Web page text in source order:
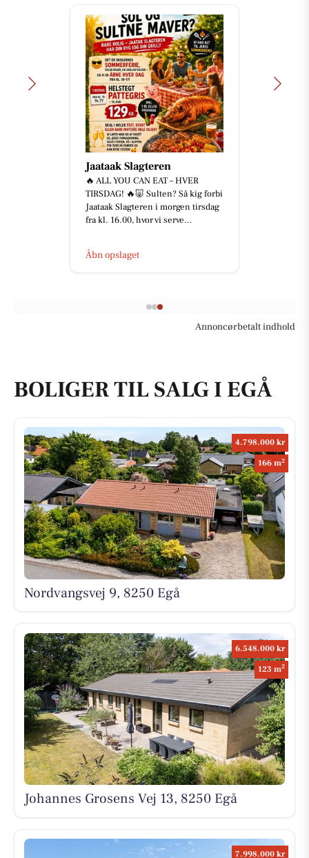
Jaataak Slagteren
🔥 ALL YOU CAN EAT – HVER
TIRSDAG! 🔥🐷 Sulten? Så kig forbi
Jaataak Slagteren i morgen tirsdag
fra kl. 16.00, hvor vi serve...
Åbn opslaget
Annoncørbetalt indhold
BOLIGER TIL SALG I EGÅ
4.798.000 kr
166 m2
Nordvangsvej 9, 8250 Egå
6.548.000 kr
123 m2
Johannes Grosens Vej 13, 8250 Egå
7.998.000 kr